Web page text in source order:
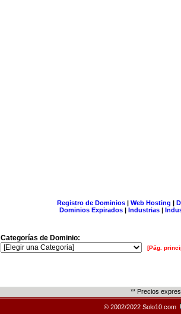
Registro de Dominios| Web Hosting |
Dominios Expirados | Industrias |
Categorías de Dominio:
[Pág.
** Precios
© 2002/2022 Solo10.com